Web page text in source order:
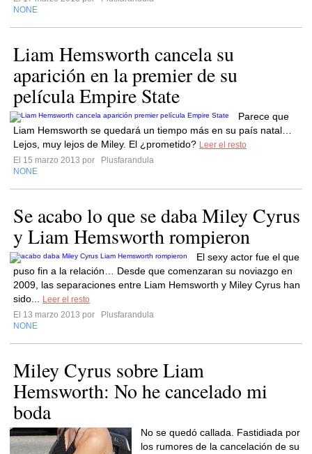
NONE
Liam Hemsworth cancela su
aparición en la premier de su
película Empire State
Parece que
Liam Hemsworth se quedará un tiempo más en su país natal…
Lejos, muy lejos de Miley. El ¿prometido? Leer el resto
El 15 marzo 2013 por
Plusfarandula
NONE
Se acabo lo que se daba Miley Cyrus
y Liam Hemsworth rompieron
El sexy actor fue el que
puso fin a la relación… Desde que comenzaran su noviazgo en
2009, las separaciones entre Liam Hemsworth y Miley Cyrus han
sido...
Leer el resto
El 13 marzo 2013 por
Plusfarandula
NONE
Miley Cyrus sobre Liam
Hemsworth: No he cancelado mi
boda
No se quedó callada. Fastidiada por
los rumores de la cancelación de su